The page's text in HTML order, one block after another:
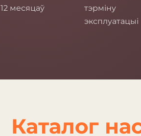
12 месяцаў
тэрміну
эксплуатацыі
Каталог